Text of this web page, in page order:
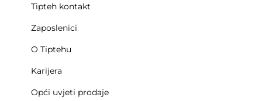
Tipteh kontakt
Zaposlenici
O Tiptehu
Karijera
Opći uvjeti prodaje